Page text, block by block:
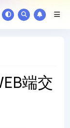
端交